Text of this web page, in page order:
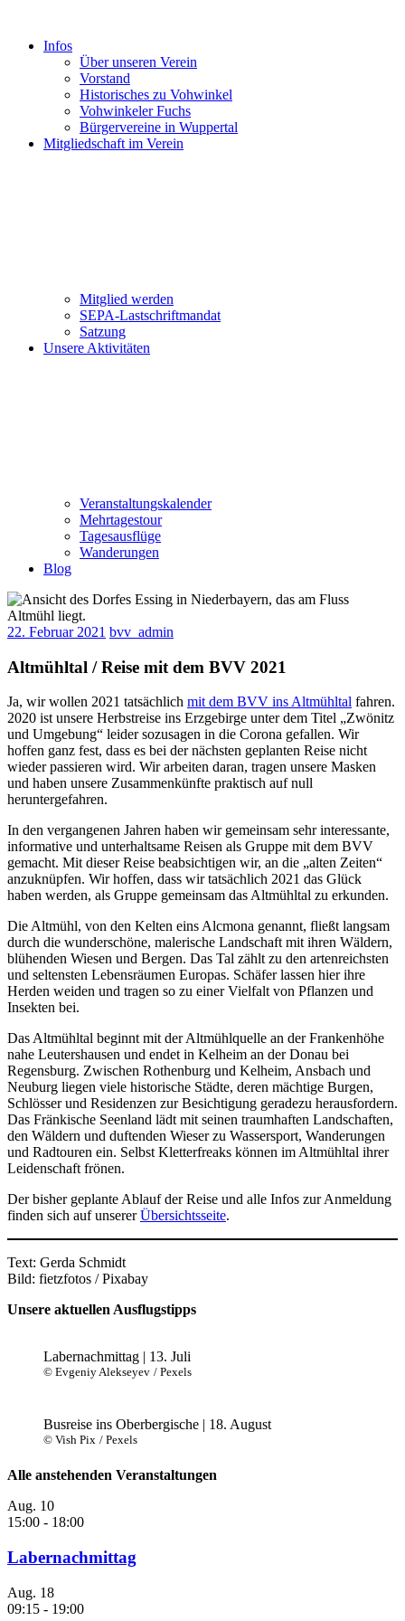
Infos
Über unseren Verein
Vorstand
Historisches zu Vohwinkel
Vohwinkeler Fuchs
Bürgervereine in Wuppertal
Mitgliedschaft im Verein
Mitglied werden
SEPA-Lastschriftmandat
Satzung
Unsere Aktivitäten
Veranstaltungskalender
Mehrtagestour
Tagesausflüge
Wanderungen
Blog
22. Februar 2021 bvv_admin
Altmühltal / Reise mit dem BVV 2021
Ja, wir wollen 2021 tatsächlich mit dem BVV ins Altmühltal fahren.
2020 ist unsere Herbstreise ins Erzgebirge unter dem Titel „Zwönitz
und Umgebung“ leider sozusagen in die Corona gefallen. Wir
hoffen ganz fest, dass es bei der nächsten geplanten Reise nicht
wieder passieren wird. Wir arbeiten daran, tragen unsere Masken
und haben unsere Zusammenkünfte praktisch auf null
heruntergefahren.
In den vergangenen Jahren haben wir gemeinsam sehr interessante,
informative und unterhaltsame Reisen als Gruppe mit dem BVV
gemacht. Mit dieser Reise beabsichtigen wir, an die „alten Zeiten“
anzuknüpfen. Wir hoffen, dass wir tatsächlich 2021 das Glück
haben werden, als Gruppe gemeinsam das Altmühltal zu erkunden.
Die Altmühl, von den Kelten eins Alcmona genannt, fließt langsam
durch die wunderschöne, malerische Landschaft mit ihren Wäldern,
blühenden Wiesen und Bergen. Das Tal zählt zu den artenreichsten
und seltensten Lebensräumen Europas. Schäfer lassen hier ihre
Herden weiden und tragen so zu einer Vielfalt von Pflanzen und
Insekten bei.
Das Altmühltal beginnt mit der Altmühlquelle an der Frankenhöhe
nahe Leutershausen und endet in Kelheim an der Donau bei
Regensburg. Zwischen Rothenburg und Kelheim, Ansbach und
Neuburg liegen viele historische Städte, deren mächtige Burgen,
Schlösser und Residenzen zur Besichtigung geradezu herausfordern.
Das Fränkische Seenland lädt mit seinen traumhaften Landschaften,
den Wäldern und duftenden Wieser zu Wassersport, Wanderungen
und Radtouren ein. Selbst Kletterfreaks können im Altmühltal ihrer
Leidenschaft frönen.
Der bisher geplante Ablauf der Reise und alle Infos zur Anmeldung
finden sich auf unsererÜbersichtsseite.
Text: Gerda Schmidt
Bild: fietzfotos / Pixabay
Ausflüge
AltmühltalMehrtagestourVereinsreise
Unsere aktuellen Ausflugstipps
Labernachmittag | 13. Juli
© Evgeniy Alekseyev / Pexels
Busreise ins Oberbergische | 18. August
© Vish Pix / Pexels
Alle anstehenden Veranstaltungen
Aug. 10
15:00 - 18:00
Labernachmittag
Aug. 18
09:15 - 19:00